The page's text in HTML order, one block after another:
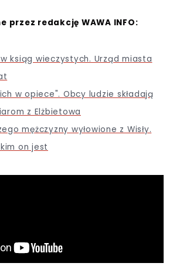
przez redakcję WAWA INFO:
ksiąg wieczystych. Urząd miasta
w opiece". Obcy ludzie składają
z Elżbietowa
mężczyzny wyłowione z Wisły.
on jest